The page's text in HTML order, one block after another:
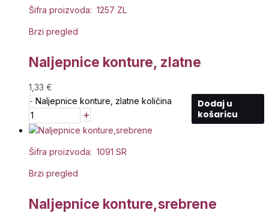
Šifra proizvoda: 1257 ZL
Brzi pregled
Naljepnice konture, zlatne
1,33 €
- Naljepnice konture, zlatne količina
+
Dodaj u
košaricu
Šifra proizvoda: 1091 SR
Brzi pregled
Naljepnice konture,srebrene